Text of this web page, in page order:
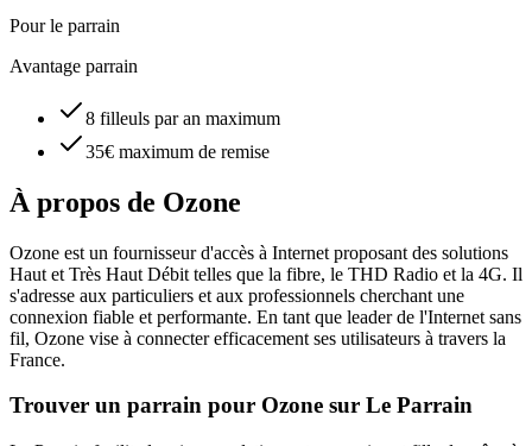
Pour le parrain
Avantage parrain
8 filleuls par an maximum
35€ maximum de remise
À propos de Ozone
Ozone est un fournisseur d'accès à Internet proposant des solutions
Haut et Très Haut Débit telles que la fibre, le THD Radio et la 4G. Il
s'adresse aux particuliers et aux professionnels cherchant une
connexion fiable et performante. En tant que leader de l'Internet sans
fil, Ozone vise à connecter efficacement ses utilisateurs à travers la
France.
Trouver un parrain pour Ozone sur Le Parrain